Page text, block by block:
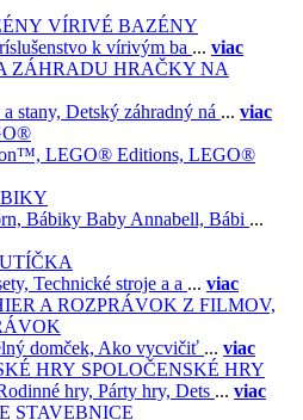
VÍRIVÉ BAZÉNY
k vírivým ba ... viac
HRAČKY NA
stany, Detský záhradný ná ... viac
LEGO® Editions, LEGO®
Bábiky Baby Annabell, Bábi ...
Technické stroje a a ... viac
Z FILMOV,
domček, Ako vycvičiť ... viac
SPOLOČENSKÉ HRY
hry, Párty hry, Dets ... viac
STAVEBNICE